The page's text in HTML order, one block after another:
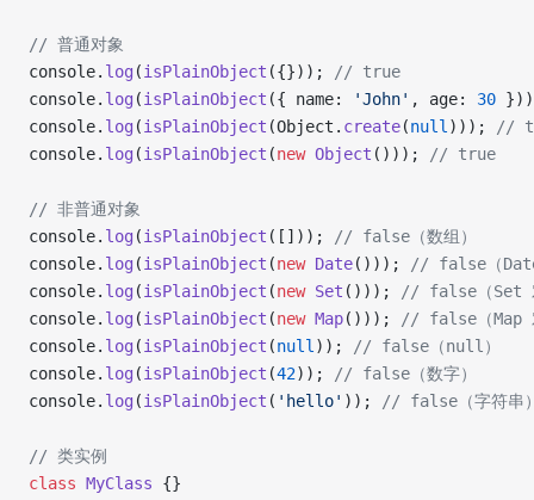
// 普通对象
console. log (isPlainObject ({}));
// true
console. log (isPlainObject ({ name: 'John' , age: 30
console. log (isPlainObject (Object. create(null )));
//
console. log (isPlainObject (new Object ())); // true
// 非普通对象
console. log (isPlainObject ([]));
// false（数组）
console. log (isPlainObject (new Date()));
// false（
console. log (isPlainObject (new Set ()));
// false（Set
console. log (isPlainObject (new Map()));
// false（Map
console. log (isPlainObject (null ));
// false（null）
console. log (isPlainObject (42));
// false（数字）
console. log (isPlainObject ( 'hello' )); // false（字符串
// 类实例
class MyClass {}